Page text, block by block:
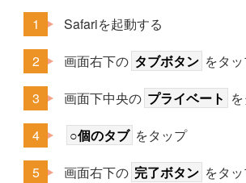
Safariを起動する
画面右下の タブボタン をタ
画面下中央の プライベート
○個のタブ をタップ
画面右下の 完了ボタン をタ